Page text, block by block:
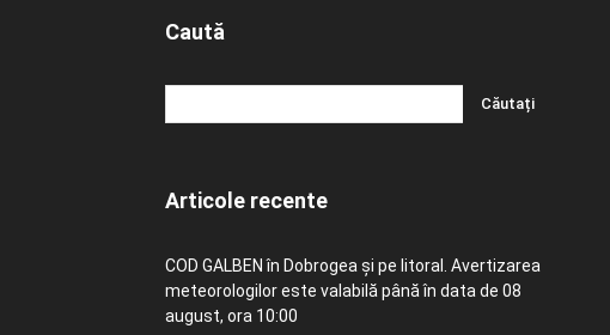
Caută
Articole recente
COD GALBEN în Dobrogea și pe litoral. Avertizarea
meteorologilor este valabilă până în data de 08
august, ora 10:00